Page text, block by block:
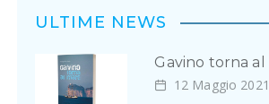
ULTIME NEWS
Gavino torna al
12 Maggio 2021